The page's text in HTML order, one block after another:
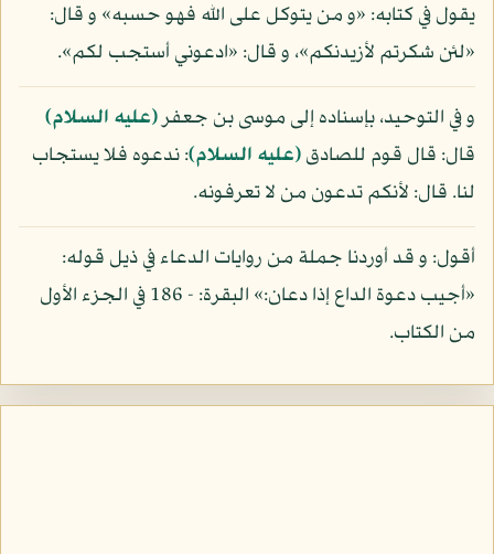
يقول في كتابه: «و من يتوكل على الله فهو حسبه» و قال:
«لئن شكرتم لأزيدنكم»، و قال: «ادعوني أستجب لكم».
و في التوحيد، بإسناده إلى موسى بن جعفر(عليه السلام)
قال: قال قوم للصادق(عليه السلام): ندعوه فلا يستجاب
لنا. قال: لأنكم تدعون من لا تعرفونه.
أقول: و قد أوردنا جملة من روايات الدعاء في ذيل قوله:
«أجيب دعوة الداع إذا دعان:» البقرة: - 186 في الجزء الأول
من الكتاب.